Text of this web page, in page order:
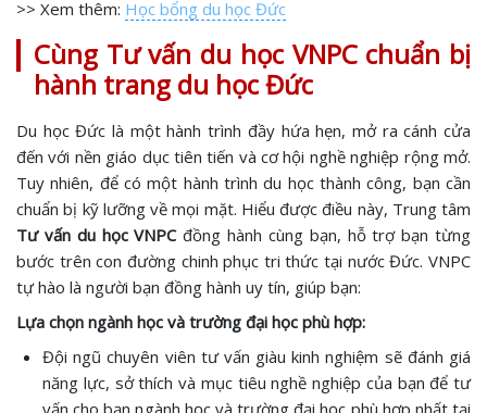
>> Xem thêm: Học bổng du học Đức
Cùng Tư vấn du học VNPC chuẩn bị
hành trang du học Đức
Du học Đức là một hành trình đầy hứa hẹn, mở ra cánh cửa
đến với nền giáo dục tiên tiến và cơ hội nghề nghiệp rộng mở.
Tuy nhiên, để có một hành trình du học thành công, bạn cần
chuẩn bị kỹ lưỡng về mọi mặt. Hiểu được điều này, Trung tâm
Tư vấn du học VNPCđồng hành cùng bạn, hỗ trợ bạn từng
bước trên con đường chinh phục tri thức tại nước Đức. VNPC
tự hào là người bạn đồng hành uy tín, giúp bạn:
Lựa chọn ngành học và trường đại học phù hợp:
Đội ngũ chuyên viên tư vấn giàu kinh nghiệm sẽ đánh giá
năng lực, sở thích và mục tiêu nghề nghiệp của bạn để tư
vấn cho bạn ngành học và trường đại học phù hợp nhất tại